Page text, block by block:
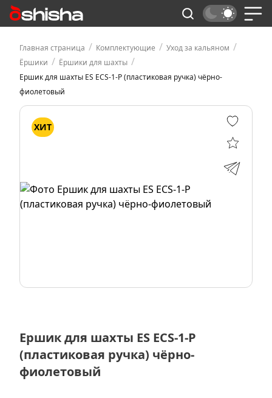
Главная страница / Комплектующие / Уход за кальяном /
Ёршики / Ёршики для шахты /
Ершик для шахты ES ECS-1-P (пластиковая ручка) чёрно-
фиолетовый
ХИТ
Ершик для шахты ES ECS-1-P
(пластиковая ручка) чёрно-
фиолетовый